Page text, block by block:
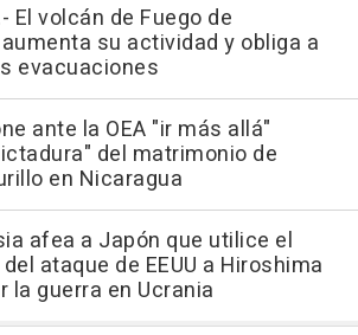
El volcán de Fuego de
su actividad y obliga a
evacuaciones
ante la OEA "ir más allá"
del matrimonio de
en Nicaragua
afea a Japón que utilice el
ataque de EEUU a Hiroshima
la guerra en Ucrania